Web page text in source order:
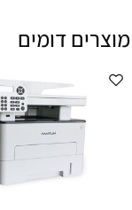
מוצרים דומים